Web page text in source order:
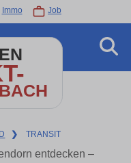
Immo Job
❯ TRANSIT
entdecken –